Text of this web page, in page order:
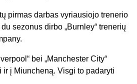
pirmas darbas vyriausiojo trenerio
sezonus dirbo „Burnley“ trenerių
bei „Manchester City“
į Miuncheną. Visgi to padaryti